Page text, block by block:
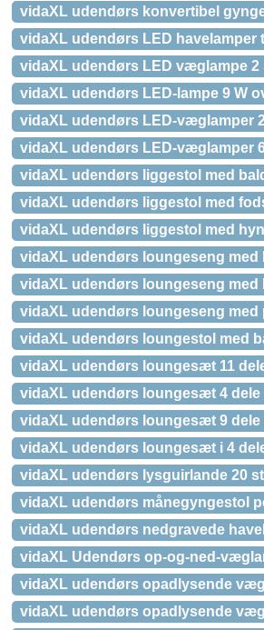
vidaXL udendørs konvertibel
vidaXL udendørs LED
vidaXL udendørs LED væglampe
vidaXL udendørs LED-lampe 9 W
vidaXL udendørs LED-væglamper
vidaXL udendørs LED-væglamper
vidaXL udendørs liggestol med
vidaXL udendørs liggestol med
vidaXL udendørs liggestol med
vidaXL udendørs loungeseng med
vidaXL udendørs loungeseng
vidaXL udendørs loungeseng
vidaXL udendørs loungestol med
vidaXL udendørs loungesæt 11
vidaXL udendørs loungesæt 4
vidaXL udendørs loungesæt 9
vidaXL udendørs loungesæt i 4
vidaXL udendørs lysguirlande 20
vidaXL udendørs månegyngestol
vidaXL udendørs nedgravede
vidaXL Udendørs op-og-ned-
vidaXL udendørs opadlysende
vidaXL udendørs opadlysende